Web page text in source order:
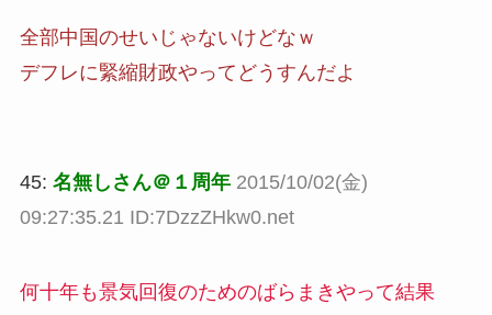
全部中国のせいじゃないけどなｗ
デフレに緊縮財政やってどうすんだよ
45: 名無しさん＠１周年 2015/10/02(金)
09:27:35.21 ID:7DzzZHkw0.net
何十年も景気回復のためのばらまきやって結果